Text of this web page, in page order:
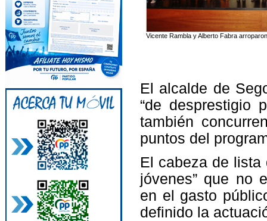
Vicente Rambla y Alberto Fabra
El alcalde de
“de desprestigio
también
puntos del
El cabeza de lista
jóvenes” que no
en el gasto
definido la